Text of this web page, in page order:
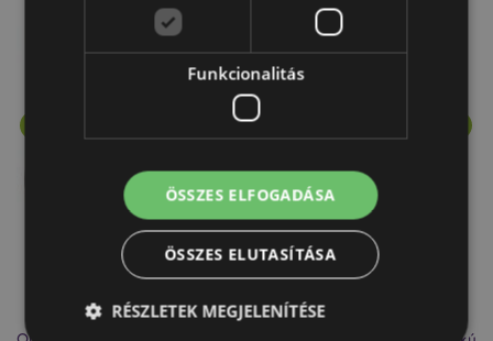
Funkcionalitás
ÖSSZES ELFOGADÁSA
ÖSSZES ELUTASÍTÁSA
RÉSZLETEK MEGJELENÍTÉSE